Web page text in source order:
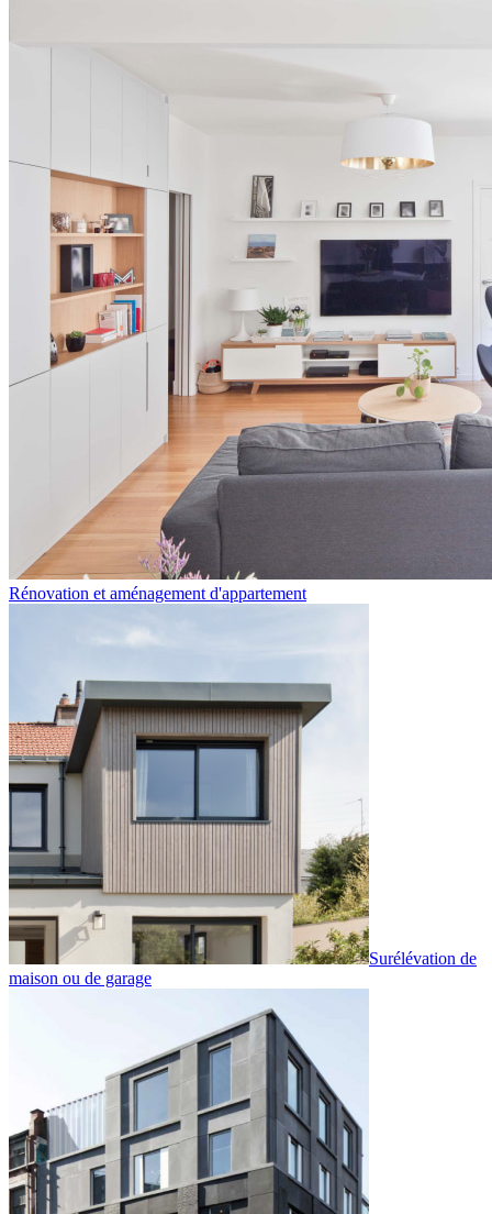
Rénovation et aménagement d'appartement
Surélévation de
maison ou de garage